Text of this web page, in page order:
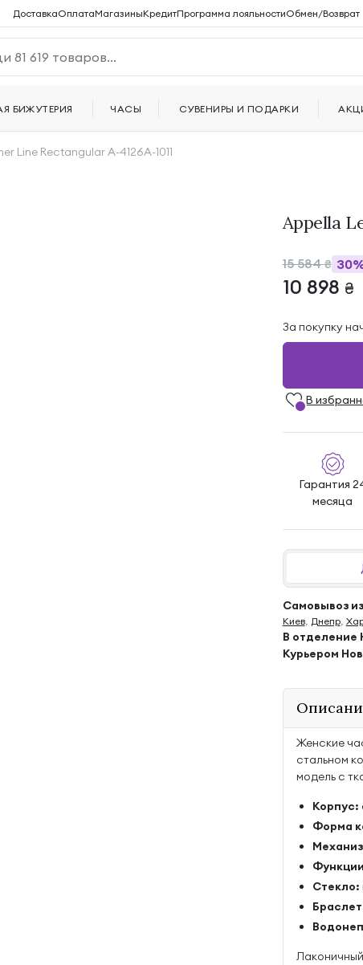
Line Rectangular A-4126A-1011
Appella
15 584₴
10 898 ₴
За покупку
В
Гарантия
месяца
Самовывоз
Киев, Днепр,
В отделение
Курьером
Женские
стальном
модель с
Корпус:
Форма
Стекло:
ДоставкаОплатаМагазиныКредитПрограмма лояльностиОбмен/Возврат
БИЖУТЕРИЯ ЧАСЫ СУВЕНИРЫ И ПОДАРКИ